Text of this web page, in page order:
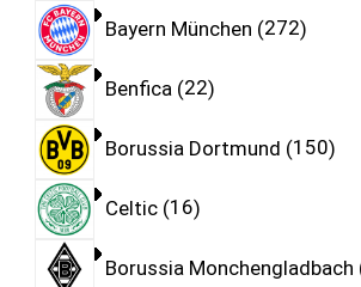
Bayern München 272
Benfica 22
Borussia Dortmund 150
Celtic 16
Borussia Monchengladbach